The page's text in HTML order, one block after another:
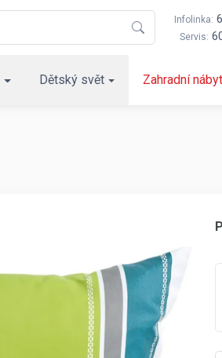
Infolinka:
Servis:
Dětský svět Zahradní